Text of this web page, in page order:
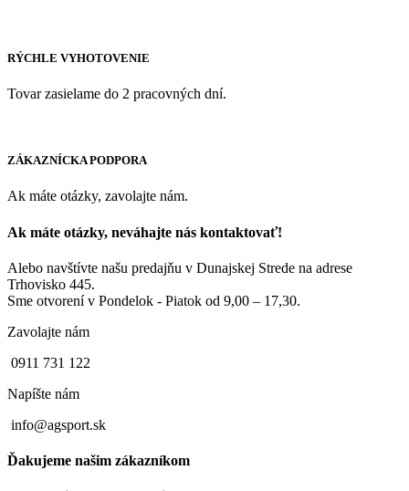
RÝCHLE VYHOTOVENIE
Tovar zasielame do 2 pracovných dní.
ZÁKAZNÍCKA PODPORA
Ak máte otázky, zavolajte nám.
Ak máte otázky, neváhajte nás kontaktovať!
Alebo navštívte našu predajňu v Dunajskej Strede na adrese
Trhovisko 445.
Sme otvorení v Pondelok - Piatok od 9,00 – 17,30.
Zavolajte nám
0911 731 122
Napíšte nám
info@agsport.sk
Ďakujeme našim zákazníkom